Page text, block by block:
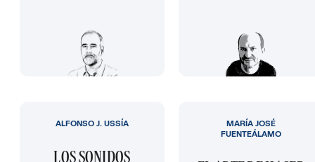
LOS SONIDOS
ALFONSO J. USSÍA
MARÍA JOSÉ
FUENTEÁLAMO